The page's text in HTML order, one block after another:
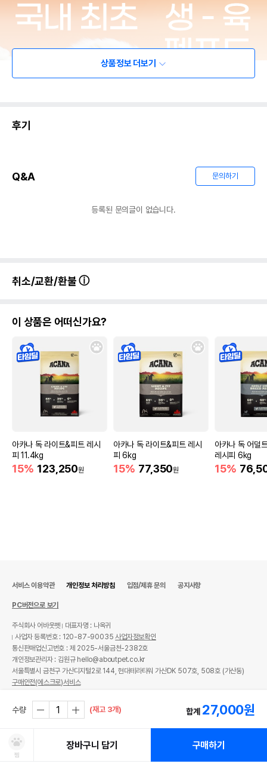
상품정보 더보기
후기
Q&A 문의하기
등록된 문의글이 없습니다.
취소/교환/환불
이 상품은 어떠신가요?
아카나 독 라이트&피트 레시
피 11.4kg
15% 123,250원
아카나 독 라이트&피트 레시
피 6kg
15% 77,350원
아카나 독 어덜
레시피 6kg
15%
수량 (재고 3개) 합계 27,000원
찜
장바구니 담기 구매하기
서비스 이용약관 개인정보 처리방침 입점/제휴 문의 공지사항
PC버전으로 보기
주식회사 어바웃펫
대표자명 : 나옥귀
사업자 등록번호 : 120-87-90035사업자정보확인
통신판매업신고번호 : 제 2025-서울금천-2382호
개인정보관리자 : 김원규 hello@aboutpet.co.kr
서울특별시 금천구 가산디지털2로 144, 현대테라타워 가산DK 507호, 508호 (가산동)
구매안전(에스크로)서비스